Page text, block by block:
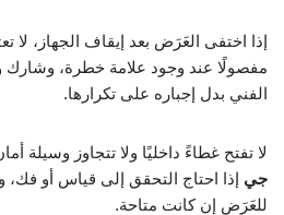
إذا اختفى العَرَض بعد إيقاف الجهاز، لا
مفصولًا عند وجود علامة خطرة،
الفني بدل إجباره على تكرارها.
لا تفتح غطاءً داخليًا ولا تتجاوز وسيلة
جي إذا احتاج التحقق إلى قياس أو
للعَرَض إن كانت متاحة.